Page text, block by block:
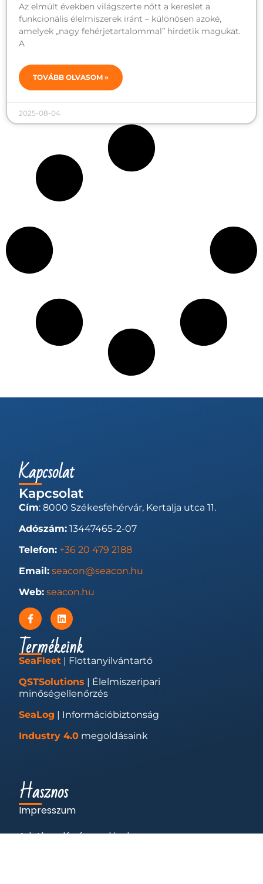
Az elmúlt években világszerte nőtt a kereslet a
funkcionális élelmiszerek iránt – különösen azoké,
amelyek „nagy fehérjetartalommal” hirdetik magukat.
A
TOVÁBB OLVASOM »
2025-08-04
Kapcsolat
Kapcsolat
Cím: 8000 Székesfehérvár, Kertalja utca 11.
Adószám: 13447465-2-07
Telefon: +36 20 479 2188
Email: seacon@seacon.hu
Web: seacon.hu
Termékeink
SeaFleet | Flottanyilvántartó
QSTSolutions | Élelmiszeripari
minőségellenőrzés
SeaLog | Információbiztonság
Industry 4.0 megoldásaink
Hasznos
Impresszum
Adatkezelés és cookie-k